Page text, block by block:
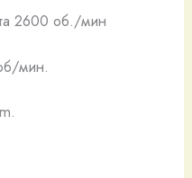
2600 об./мин
мин.